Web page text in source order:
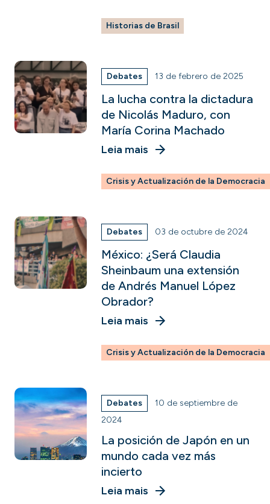
Historias de Brasil
Debates 13 de febrero de 2025
La lucha contra la dictadura
de Nicolás Maduro, con
María Corina Machado
Leia mais
Crisis y Actualización de la Democracia
Debates 03 de octubre de 2024
México: ¿Será Claudia
Sheinbaum una extensión
de Andrés Manuel López
Obrador?
Leia mais
Crisis y Actualización de la Democracia
Debates
10 de septiembre de
2024
La posición de Japón en un
mundo cada vez más
incierto
Leia mais